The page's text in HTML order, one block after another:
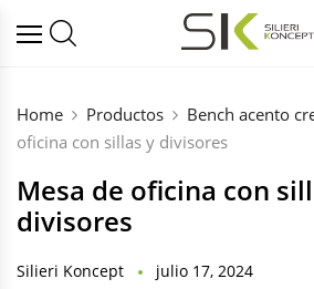
Home Productos Bench acento
oficina con sillas y divisores
Mesa de oficina con
divisores
Silieri Koncept julio 17, 2024